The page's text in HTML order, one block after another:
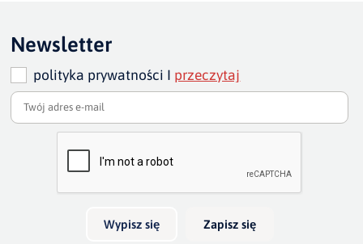
Dodaj opinię o produkcie
Twoja ocena
Bardzo dobry
Twoja opinia o produkcie
Newsletter
polityka prywatności I przeczytaj
Wypisz się Zapisz się